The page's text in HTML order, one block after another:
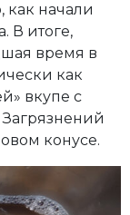
как начали
В итоге,
время в
как
вкупе с
конусе.